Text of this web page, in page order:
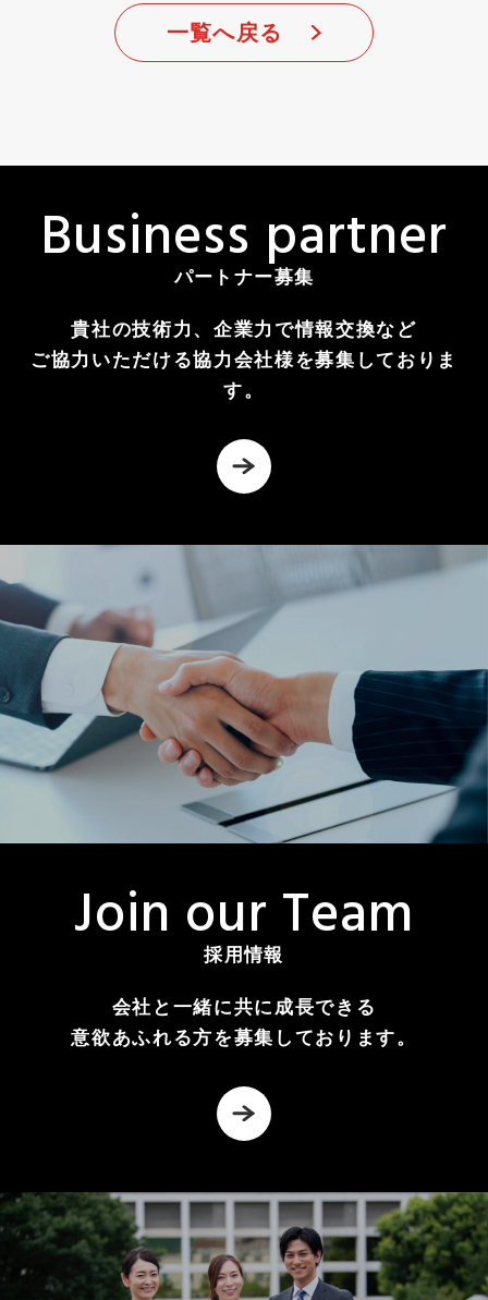
一覧へ戻る
Business partner
パートナー募集
貴社の技術力、企業力で情報交換など
ご協力いただける協力会社様を募集しておりま
す。
Join our Team
採用情報
会社と一緒に共に成長できる
意欲あふれる方を募集しております。